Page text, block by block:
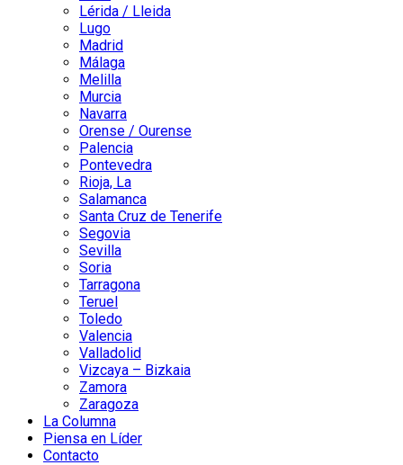
Lérida / Lleida
Lugo
Madrid
Málaga
Melilla
Murcia
Navarra
Orense / Ourense
Palencia
Pontevedra
Rioja, La
Salamanca
Santa Cruz de Tenerife
Segovia
Sevilla
Soria
Tarragona
Teruel
Toledo
Valencia
Valladolid
Vizcaya – Bizkaia
Zamora
Zaragoza
La Columna
Piensa en Líder
Contacto